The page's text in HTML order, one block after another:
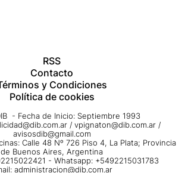
RSS
Contacto
y Condiciones
Política de cookies
- Fecha de Inicio: Septiembre 1993
/ vpignaton@dib.com.ar /
avisosdib@gmail.com
Calle 48 Nº 726 Piso 4, La Plata; Provincia
de Buenos Aires, Argentina
- Whatsapp: +5492215031783
administracion@dib.com.ar